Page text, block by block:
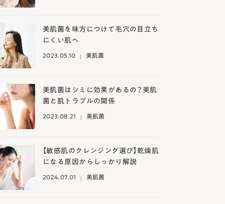
美肌菌を味方につけて毛穴の目立ち
にくい肌へ
2023.05.10 美肌菌
美肌菌はシミに効果があるの？美肌
菌と肌トラブルの関係
2023.08.21 美肌菌
【敏感肌のクレンジング選び】乾燥肌
になる原因からしっかり解説
2024.07.01 美肌菌